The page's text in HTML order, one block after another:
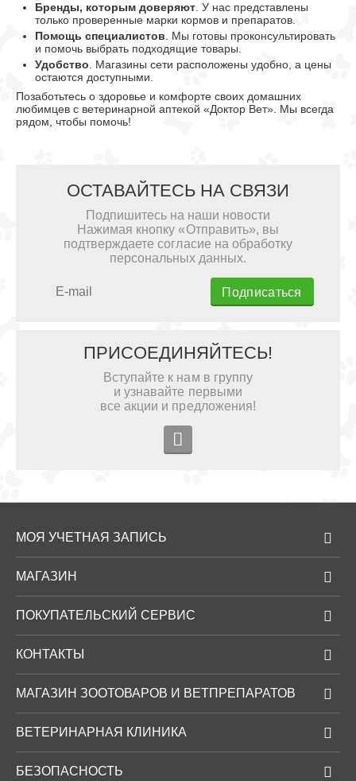
Бренды, которым доверяют . У нас представлены
только проверенные марки кормов и препаратов.
Помощь специалистов . Мы готовы проконсультировать
и помочь выбрать подходящие товары.
Удобство . Магазины сети расположены удобно, а цены
остаются доступными.
Позаботьтесь о здоровье и комфорте своих домашних
любимцев с ветеринарной аптекой «Доктор Вет». Мы всегда
рядом, чтобы помочь!
ОСТАВАЙТЕСЬ НА СВЯЗИ
Подпишитесь на наши новости
Нажимая кнопку «Отправить», вы
подтверждаете согласие на обработку
персональных данных.
Подписаться
ПРИСОЕДИНЯЙТЕСЬ!
Вступайте к нам в группу
и узнавайте первыми
все акции и предложения!
МОЯ УЧЕТНАЯ ЗАПИСЬ
МАГАЗИН
ПОКУПАТЕЛЬСКИЙ СЕРВИС
КОНТАКТЫ
МАГАЗИН ЗООТОВАРОВ И ВЕТПРЕПАРАТОВ
ВЕТЕРИНАРНАЯ КЛИНИКА
БЕЗОПАСНОСТЬ